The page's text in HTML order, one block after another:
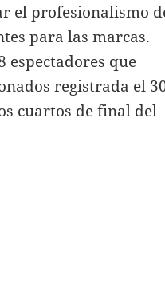
el profesionalismo
para las marcas.
espectadores que
registrada el
cuartos de final del